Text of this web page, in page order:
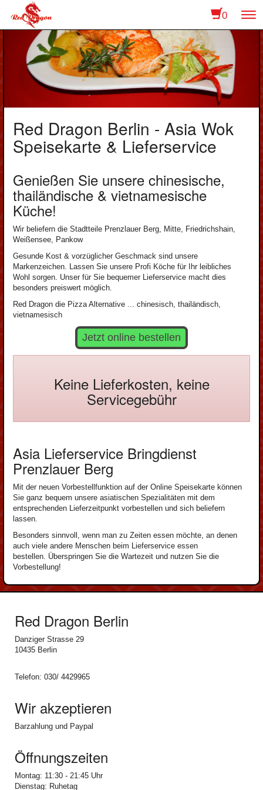
0
Red Dragon Berlin - Asia Wok
Speisekarte & Lieferservice
Genießen Sie unsere chinesische,
thailändische & vietnamesische
Küche!
Wir beliefern die Stadtteile Prenzlauer Berg, Mitte, Friedrichshain,
Weißensee, Pankow
Gesunde Kost & vorzüglicher Geschmack sind unsere
Markenzeichen. Lassen Sie unsere Profi Köche für Ihr leibliches
Wohl sorgen. Unser für Sie bequemer Lieferservice macht dies
besonders preiswert möglich.
Red Dragon die Pizza Alternative ... chinesisch, thailändisch,
vietnamesisch
Jetzt online bestellen
Keine Lieferkosten, keine
Servicegebühr
Asia Lieferservice Bringdienst
Prenzlauer Berg
Mit der neuen Vorbestellfunktion auf der Online Speisekarte können
Sie ganz bequem unsere asiatischen Spezialitäten mit dem
entsprechenden Lieferzeitpunkt vorbestellen und sich beliefern
lassen.
Besonders sinnvoll, wenn man zu Zeiten essen möchte, an denen
auch viele andere Menschen beim Lieferservice essen
bestellen. Überspringen Sie die Wartezeit und nutzen Sie die
Vorbestellung!
Red Dragon Berlin
Danziger Strasse 29
10435 Berlin
Telefon: 030/ 4429965
Wir akzeptieren
Barzahlung und Paypal
Öffnungszeiten
Montag: 11:30 - 21:45 Uhr
Dienstag: Ruhetag